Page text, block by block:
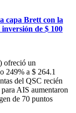
capa Brett con la
de $ 100
ofreció un
249% a $ 264.1
del QSC recién
AIS aumentaron
de 70 puntos